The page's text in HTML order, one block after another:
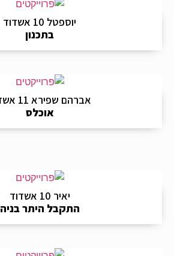
יוספטל 10 אשדוד
בתכנון
אברהם שפירא 11 אשדוד
אוכלס
יאיר 10 אשדוד
התקבל היתר בניה